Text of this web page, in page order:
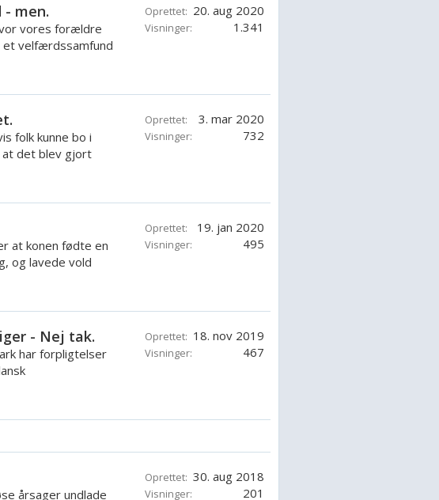
men.
vores forældre
velfærdssamfund
Oprettet: 20. aug 2020
Visninger: 1.341
folk kunne bo i
at det blev gjort
Oprettet: 3. mar 2020
Visninger: 732
at konen fødte en
og lavede vold
Oprettet: 19. jan 2020
Visninger: 495
- Nej tak.
har forpligtelser
Oprettet: 18. nov 2019
Visninger: 467
årsager undlade
Oprettet: 30. aug 2018
Visninger: 201